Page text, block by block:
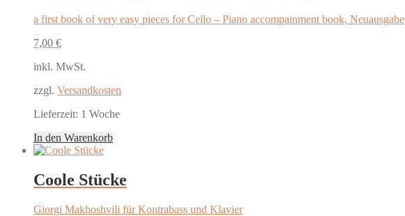
a first book of very easy pieces for Cello – Piano accompainment book, Neuausgabe
7,00 €
inkl. MwSt.
zzgl. Versandkosten
Lieferzeit: 1 Woche
In den Warenkorb
Coole Stücke
Giorgi Makhoshvili für Kontrabass und Klavier